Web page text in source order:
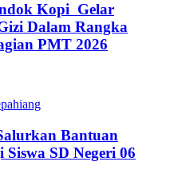
Kopi Gelar
Dalam Rangka
PMT 2026
Bantuan
SD Negeri 06